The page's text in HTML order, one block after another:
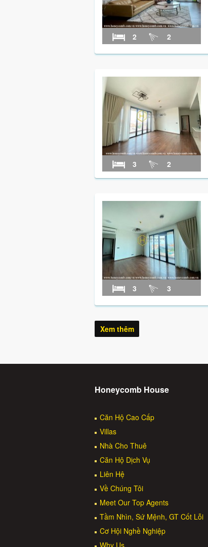
2 2
3 2
3 3
Xem thêm
Honeycomb House
Căn Hộ Cao Cấp
Villas
Nhà Cho Thuê
Căn Hộ Dịch Vụ
Liên Hệ
Về Chúng Tôi
Meet Our Top Agents
Tầm Nhìn, Sứ Mệnh, GT Cốt Lỗi
Cơ Hội Nghề Nghiệp
Why Us